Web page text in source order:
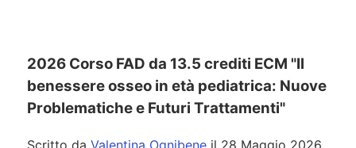
2026 Corso FAD da 13.5 crediti ECM "Il
benessere osseo in età pediatrica: Nuove
Problematiche e Futuri Trattamenti"